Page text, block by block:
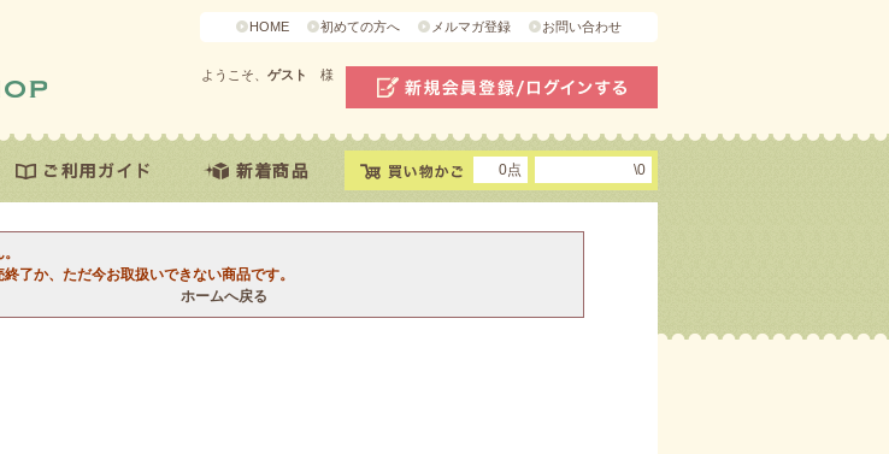
HOME 初めての方へ メルマガ登録 お問い合わせ
ようこそ、 ゲスト 様
0点 \0
了か、ただ今お取扱いできない商品です。
ホームへ戻る